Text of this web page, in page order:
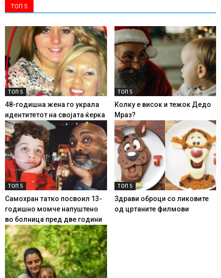
ТОП 5
ТОП 5
48-годишна жена го украла
идентитетот на својата ќерка
ТОП 5
Колку е висок и тежок Дедо
Мраз?
ТОП 5
Самохран татко посвоил 13-
годишно момче напуштено
во болница пред две години
ТОП 5
Здрави оброци со ликовите
од цртаните филмови